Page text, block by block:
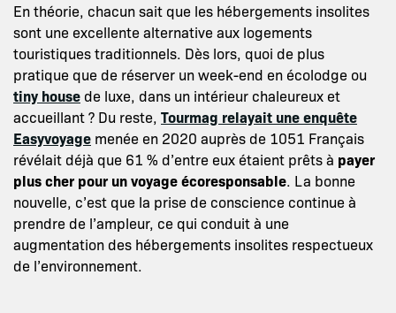
En théorie, chacun sait que les hébergements insolites
sont une excellente alternative aux logements
touristiques traditionnels. Dès lors, quoi de plus
pratique que de réserver un week-end en écolodge ou
tiny house de luxe, dans un intérieur chaleureux et
accueillant ? Du reste, Tourmag relayait une enquête
Easyvoyage menée en 2020 auprès de 1051 Français
révélait déjà que 61 % d’entre eux étaient prêts à payer
plus cher pour un voyage écoresponsable. La bonne
nouvelle, c’est que la prise de conscience continue à
prendre de l’ampleur, ce qui conduit à une
augmentation des hébergements insolites respectueux
de l’environnement.